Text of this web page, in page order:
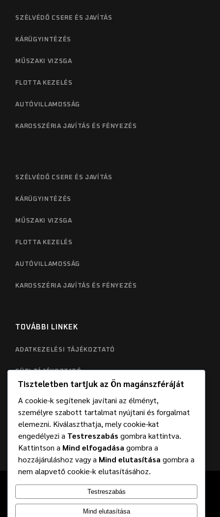
SZÉLVÉDŐ CSERE ÉS JAVÍTÁS
KÁRÜGYINTÉZÉS
MŰSZAKI VIZSGA
FLOTTA KEZELÉS
AUTÓVILLAMOSSÁG
KAROSSZÉRIA JAVÍTÁS ÉS FÉNYEZÉS
SZÉLVÉDŐ CSERE ÉS JAVÍTÁS
KÁRÜGYINTÉZÉS
MŰSZAKI VIZSGA
FLOTTA KEZELÉS
AUTÓVILLAMOSSÁG
KAROSSZÉRIA JAVÍTÁS ÉS FÉNYEZÉS
TOVÁBBI LINKEK
ADATKEZELÉSI TÁJÉKOZTATÓ
SÜTI TÁJÉKOZTATÓ
, Minden jog fentartva
Tiszteletben tartjuk az Ön magánszféráját
A cookie-k segítenek javítani az élményt,
személyre szabott tartalmat nyújtani és forgalmat
elemezni. Kiválaszthatja, mely cookie-kat
engedélyezi a Testreszabás gombra kattintva.
Kattintson a Mind elfogadása gombra a
hozzájáruláshoz vagy a Mind elutasítása gombra a
nem alapvető cookie-k elutasításához.
Testreszabás
Mind elutasítása